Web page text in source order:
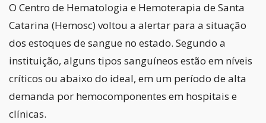
O Centro de Hematologia e Hemoterapia de Santa
Catarina (Hemosc) voltou a alertar para a situação
dos estoques de sangue no estado. Segundo a
instituição, alguns tipos sanguíneos estão em níveis
críticos ou abaixo do ideal, em um período de alta
demanda por hemocomponentes em hospitais e
clínicas.